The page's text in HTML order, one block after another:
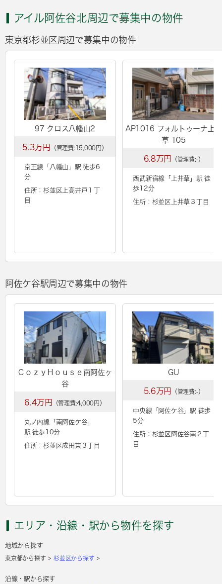
アイル阿佐谷北周辺で募集中の物件
東京都杉並区周辺で募集中の物件
97 クロス八幡山2
5.3万円 （管理費:15,000円）
京王線「 八幡山 」駅 徒歩6
分
住所：杉並区上高井戸１丁
目
AP1016 フォルトゥーナ上井
草 105
6.8万円 （管理費:-）
西武新宿線「 上井草 」駅 徒
歩12分
住所：杉並区上井草３丁目
阿佐ケ谷駅周辺で募集中の物件
ＣｏｚｙＨｏｕｓｅ南阿佐ヶ
谷
6.4万円 （管理費:4,000円）
丸ノ内線「 南阿佐ケ谷」
駅 徒歩10分
住所：杉並区成田東３丁目
GU
5.6万円 （管理費:-）
中央線「 阿佐ケ谷」駅 徒歩
5分
住所：杉並区阿佐谷南２丁
目
エリア・沿線・駅から物件を探す
地域から探す
東京都から探す 杉並区から探す
沿線・駅から探す